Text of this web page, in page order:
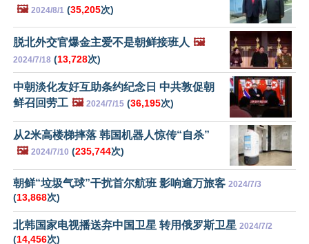
🖼️ 2024/8/1 (35,205次)
脱北外交官爆金主爱不是朝鲜接班人 🖼️
2024/7/18 (13,728次)
中朝淡化友好互助条约纪念日 中共敦促朝
鲜召回劳工 🖼️ 2024/7/15 (36,195次)
从2米高楼梯摔落 韩国机器人惊传“自杀”
🖼️ 2024/7/10 (235,744次)
朝鲜“垃圾气球”干扰首尔航班 影响逾万旅客 2024/7/3
(13,868次)
北韩国家电视播送弃中国卫星 转用俄罗斯卫星 2024/7/2
(14,456次)